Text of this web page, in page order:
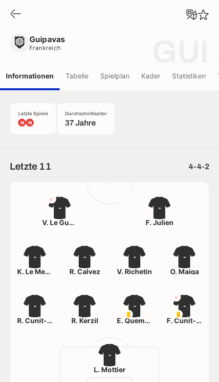
Guipavas
Frankreich
Informationen Tabelle Spielplan Kader Statistiken
Letzte Spiele
N N
Durchschnittsalter
37 Jahre
Letzte 11 4-4-2
-
L. Mottier
-
R. Cunit-Ravet
-
R. Kerzil
-
E. Quemeneur
-
F. Cunit-Ravet
-
K. Le Menec
-
R. Calvez
-
V. Richetin
-
O. Maiga
-
V. Le Guerneve
-
F. Julien